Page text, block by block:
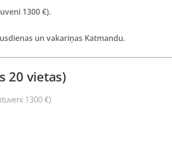
1300 €).
un vakariņas Katmandu.
20 vietas)
1300 €)